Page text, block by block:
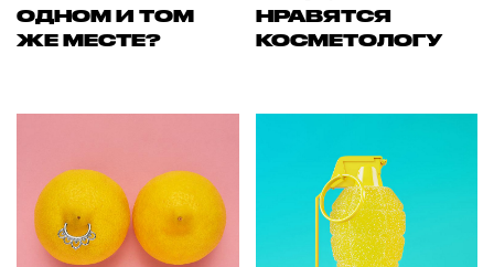
ОДНОМ И ТОМ
ЖЕ МЕСТЕ?
НРАВЯТСЯ
КОСМЕТОЛОГУ